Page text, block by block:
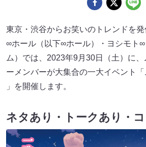
東京・渋谷からお笑いのトレンドを
∞ホール（以下∞ホール）・ヨシモト
ム）では、2023年9月30日（土）に
ーメンバーが大集合の一大イベント
」を開催します。
ネタあり・トークあり・コ